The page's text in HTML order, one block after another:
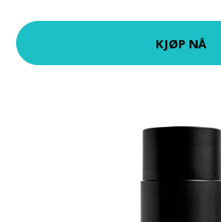
KJØP NÅ